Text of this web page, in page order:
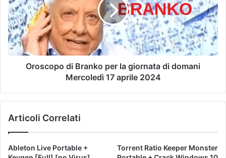
Oroscopo di Branko per la giornata di domani
Mercoledì 17 aprile 2024
Articoli Correlati
Ableton Live Portable +
Torrent Ratio Keeper Monster